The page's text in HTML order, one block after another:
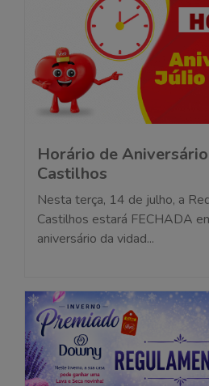
Horário de
Castilhos
Nesta terça, 14 de julho, a
Castilhos estará FECHADA
aniversário da vidad...